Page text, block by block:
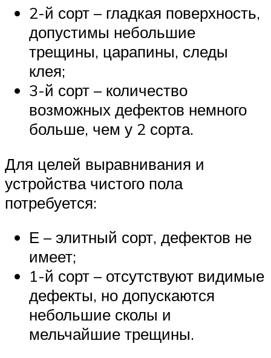
2-й сорт – гладкая поверхность,
допустимы небольшие
трещины, царапины, следы
клея;
3-й сорт – количество
возможных дефектов немного
больше, чем у 2 сорта.
Для целей выравнивания и
устройства чистого пола
потребуется:
Е – элитный сорт, дефектов не
имеет;
1-й сорт – отсутствуют видимые
дефекты, но допускаются
небольшие сколы и
мельчайшие трещины.